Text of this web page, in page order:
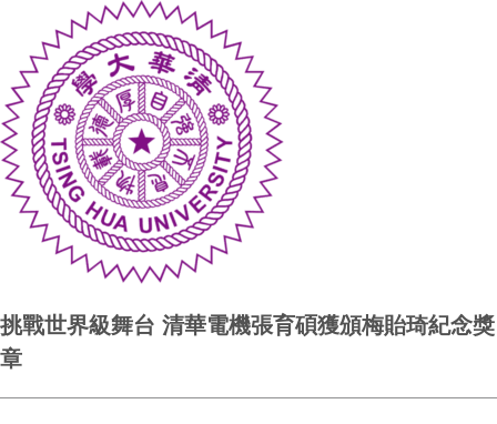
挑戰世界級舞台 清華電機張育碩獲頒梅貽琦紀念獎
章